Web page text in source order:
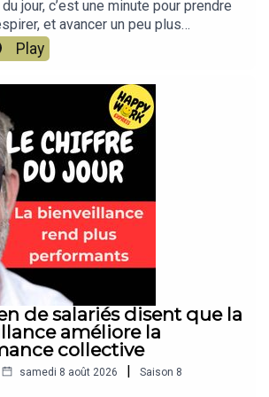
jour, c’est une minute pour prendre
et avancer un peu plus
dans votre travail. Un conseil simple,
dès aujourd’hui. Un format
: retrouvez moi sur WhatsApp sur
Work... pas de spam, c'est gratuit
du feelgood !!! :
channel/0029VbBSSbM6B
pour retrouver tous mes
articles, vidéos :
Play
de salariés disent que la
améliore la
collective
samedi 8 août 2026 | Saison 8